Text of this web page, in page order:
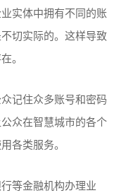
实体中拥有不同的账
切实际的。这样导致
。
记住众多账号和密码
众在智慧城市的各个
各类服务。
等金融机构办理业